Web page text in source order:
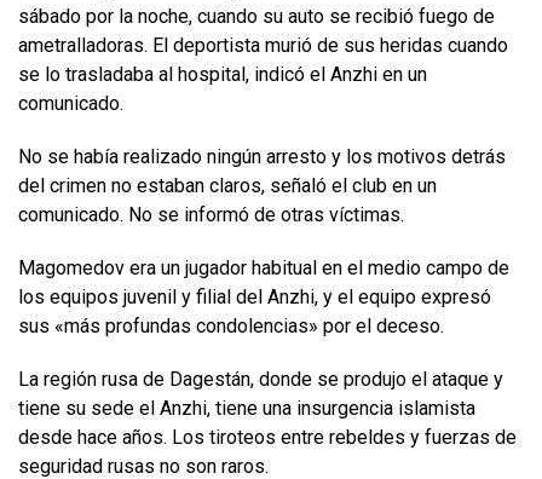
sábado por la noche, cuando su auto se recibió fuego de
ametralladoras. El deportista murió de sus heridas cuando
se lo trasladaba al hospital, indicó el Anzhi en un
comunicado.
No se había realizado ningún arresto y los motivos detrás
del crimen no estaban claros, señaló el club en un
comunicado. No se informó de otras víctimas.
Magomedov era un jugador habitual en el medio campo de
los equipos juvenil y filial del Anzhi, y el equipo expresó
sus «más profundas condolencias» por el deceso.
La región rusa de Dagestán, donde se produjo el ataque y
tiene su sede el Anzhi, tiene una insurgencia islamista
desde hace años. Los tiroteos entre rebeldes y fuerzas de
seguridad rusas no son raros.